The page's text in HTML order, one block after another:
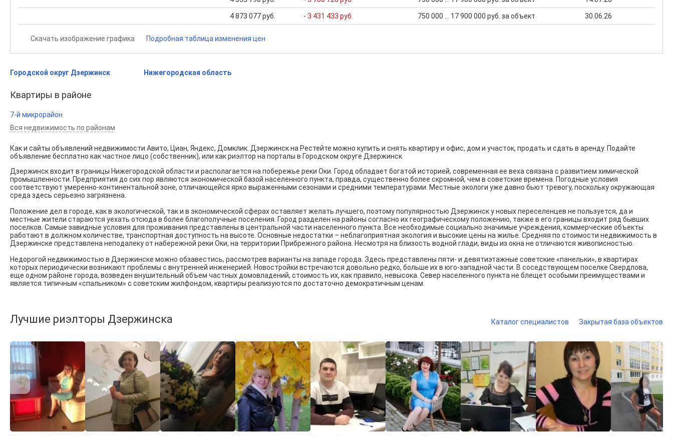
4 873 077 руб. - 3 431 433 руб. 750 000 ... 17 900 000 руб. за объект 30.06.26
Скачать изображение графика Подробная таблица изменения цен
Городской округ Дзержинск Нижегородская область
Квартиры в районе
7-й микрорайон
Вся недвижимость по районам
Как и сайты объявлений недвижимости Авито, Циан, Яндекс, Домклик. Дзержинск на Рестейте можно купить и снять квартиру и офис, дом и участок, продать и сдать в аренду. Подайте
объявление бесплатно как частное лицо (собственник), или как риэлтор на порталы в Городском округе Дзержинск
Дзержинск входит в границы Нижегородской области и располагается на побережье реки Оки. Город обладает богатой историей, современная ее веха связана с развитием химической
промышленности. Предприятия до сих пор являются экономической базой населенного пункта, правда, существенно более скромной, чем в советские времена. Погодные условия
соответствуют умеренно-континентальной зоне, отличающейся ярко выраженными сезонами и средними температурами. Местные экологи уже давно бьют тревогу, поскольку окружающая
среда здесь серьезно загрязнена.
Положение дел в городе, как в экологической, так и в экономической сферах оставляет желать лучшего, поэтому популярностью Дзержинск у новых переселенцев не пользуется, да и
местные жители стараются уехать отсюда в более благополучные поселения. Город разделен на районы согласно их географическому положению, также в его границы входит ряд бывших
поселков. Самые завидные условия для проживания представлены в центральной части населенного пункта. Все необходимые социально значимые учреждения, коммерческие объекты
работают в должном количестве, транспортная доступность на высоте. Основные недостатки – неблагоприятная экология и высокие цены на жилье. Средняя по стоимости недвижимость в
Дзержинске представлена неподалеку от набережной реки Оки, на территории Прибрежного района. Несмотря на близость водной глади, виды из окна не отличаются живописностью.
Недорогой недвижимостью в Дзержинске можно обзавестись, рассмотрев варианты на западе города. Здесь представлены пяти- и девятиэтажные советские «панельки», в квартирах
которых периодически возникают проблемы с внутренней инженерией. Новостройки встречаются довольно редко, больше их в юго-западной части. В соседствующем поселке Свердлова,
еще одном районе города, возведен внушительный объем частных домовладений, стоимость их, как правило, невысока. Север населенного пункта не блещет особыми преимуществами и
является типичным «спальником» с советским жилфондом, квартиры реализуются по достаточно демократичным ценам.
Лучшие риэлторы Дзержинска Каталог специалистов Закрытая база объектов